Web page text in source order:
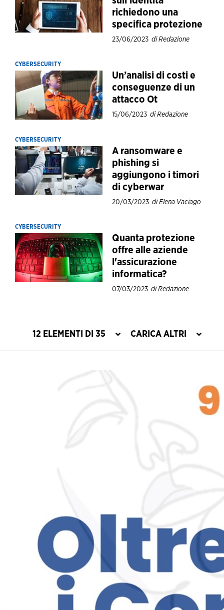
richiedono una
specifica protezione
23/06/2023 di Redazione
CYBERSECURITY
Un’analisi di costi e
conseguenze di un
attacco Ot
15/06/2023 di Redazione
CYBERSECURITY
A ransomware e
phishing si
aggiungono i timori
di cyberwar
20/03/2023 di Elena Vaciago
CYBERSECURITY
Quanta protezione
offre alle aziende
l'assicurazione
informatica?
07/03/2023 di Redazione
12 ELEMENTI DI 35 CARICA ALTRI